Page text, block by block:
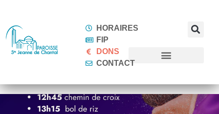
HORAIRES
FIP
DONS
CONTACT